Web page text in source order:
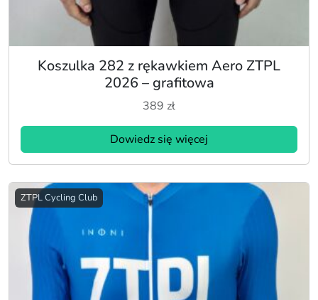
Koszulka 282 z rękawkiem Aero ZTPL
2026 – grafitowa
389 zł
Dowiedz się więcej
ZTPL Cycling Club